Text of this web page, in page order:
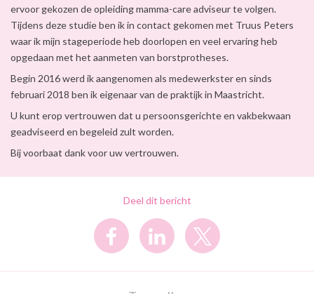
ervoor gekozen de opleiding mamma-care adviseur te volgen.
Tijdens deze studie ben ik in contact gekomen met Truus Peters
waar ik mijn stageperiode heb doorlopen en veel ervaring heb
opgedaan met het aanmeten van borstprotheses.
Begin 2016 werd ik aangenomen als medewerkster en sinds
februari 2018 ben ik eigenaar van de praktijk in Maastricht.
U kunt erop vertrouwen dat u persoonsgerichte en vakbekwaan
geadviseerd en begeleid zult worden.
Bij voorbaat dank voor uw vertrouwen.
Deel dit bericht